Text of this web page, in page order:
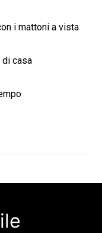
i mattoni a vista
di casa